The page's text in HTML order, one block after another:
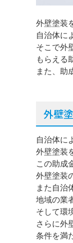
外壁塗装
自治体に
そこで外
もらえる
また、助
外壁
自治体に
外壁塗装
この助成
外壁塗装
また自治
地域の業
そして環
さらに外
条件を満